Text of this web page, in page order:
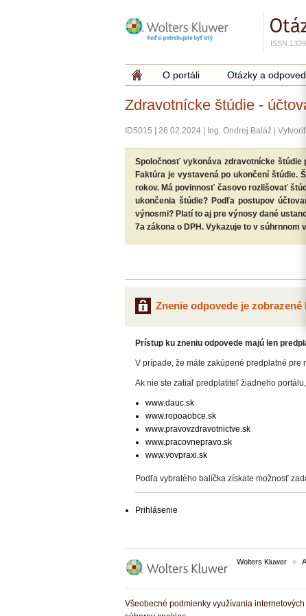
ISSN
O portáli Otázky a odpovede
Zdravotnícke štúdie -
ID5015 26.02.2024 Ing. Ondrej Baláž
Spoločnosť vykonáva zdravotnícke štúdie
Faktúra je vystavená po ukončení štúdie.
rokov. Má povinnosť časovo rozlišovať
ukončenia štúdie? Podľa postupov
výnosmi? Platí to aj pre výnosy dané
7a zákona o DPH. Vykazuje to v
Znenie odpovede je zobrazené
Prístup ku zneniu odpovede majú len
V prípade, že máte zakúpené predplatné
Ak nie ste zatiaľ predplatiteľ žiadneho
www.dauc.sk
www.ropoaobce.sk
www.pravovzdravotnictve.sk
www.pracovnepravo.sk
www.vovpraxi.sk
Podľa vybratého balíčka získate možnosť
Prihlásenie
Wolters Kluwer
Všeobecné podmienky využívania